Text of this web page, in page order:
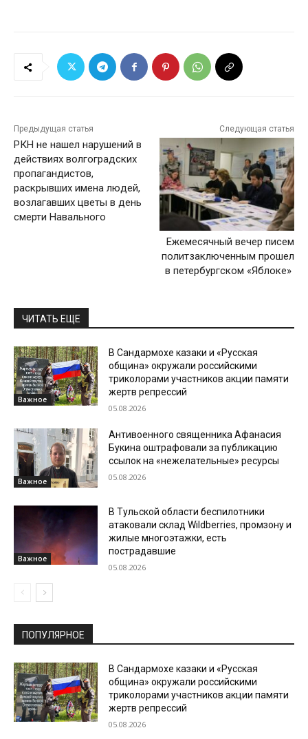
Предыдущая статья
РКН не нашел нарушений в
действиях волгоградских
пропагандистов,
раскрывших имена людей,
возлагавших цветы в день
смерти Навального
Следующая статья
Ежемесячный вечер писем
политзаключенным прошел
в петербургском «Яблоке»
ЧИТАТЬ ЕЩЕ
Важное
В Сандармохе казаки и «Русская
община» окружали российскими
триколорами участников акции памяти
жертв репрессий
05.08.2026
Важное
Антивоенного священника Афанасия
Букина оштрафовали за публикацию
ссылок на «нежелательные» ресурсы
05.08.2026
Важное
В Тульской области беспилотники
атаковали склад Wildberries, промзону и
жилые многоэтажки, есть
пострадавшие
05.08.2026
ПОПУЛЯРНОЕ
В Сандармохе казаки и «Русская
община» окружали российскими
триколорами участников акции памяти
жертв репрессий
05.08.2026